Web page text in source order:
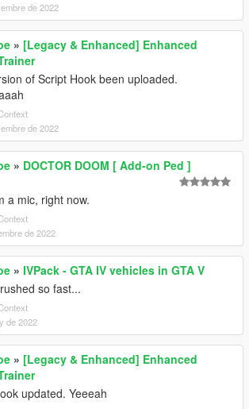
de 2022
» [Legacy & Enhanced] Enhanced
of Script Hook been uploaded.
de 2022
» DOCTOR DOOM [ Add-on Ped ]
a mic, right now.
de 2022
» IVPack - GTA IV vehicles in GTA V
so fast...
de 2022
» [Legacy & Enhanced] Enhanced
updated. Yeeeah